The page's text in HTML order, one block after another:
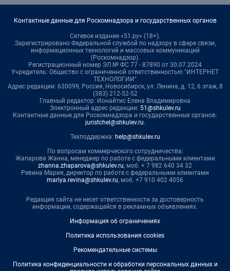
Контактные данные для Роскомнадзора и государственных органов
Сетевое издание «51.ру» (18+).
Зарегистрировано Федеральной службой по надзору в сфере связи,
информационных технологий и массовых коммуникаций
(Роскомнадзор).
Регистрационный номер ЭЛ № ФС 77 - 87890 от 30.07.2024
Учредитель: Общество с ограниченной ответственностью "ИНТЕРНЕТ
ТЕХНОЛОГИИ"
Адрес редакции: 630099, Россия, Новосибирск, ул. Ленина, д. 12, 6 этаж, 8
(383) 212-52-52
Главный редактор: Ионайтис Елена Владимировна
Электронный адрес редакции: 51@shkulev.ru
Контактные данные для Роскомнадзора и государственных органов:
juristchel@shkulev.ru.
Техподдержка: help@shkulev.ru
По вопросам коммерческого сотрудничества:
Жапарова Жанна, менеджер по работе с федеральными клиентами
zhanna.zhaparova@shkulev.ru, моб. + 7 982 640 34 32
Ревина Мария, директор по работе с федеральными клиентами
mariya.revina@shkulev.ru, моб. +7 910 402 4056
Редакция сайта не несет ответственности за достоверность
информации, содержащейся в рекламных объявлениях.
Информация об ограничениях
Политика использования cookies
Рекомендательные системы
Политика конфиденциальности и обработки персональных данных и